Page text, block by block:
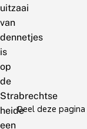
uitzaai
van
dennetjes
is
op
de
Strabrechtse
heide
een
Deel deze pagina